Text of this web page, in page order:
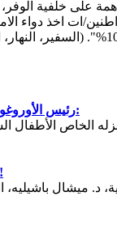
على خلفية
ات اخذ دواء
رئيس الأوروغواي قدوة للحكام العرب:
الخاص الأطفال
هذا ما نحتاجه في لبنان!
د. ميشال باشيليه،